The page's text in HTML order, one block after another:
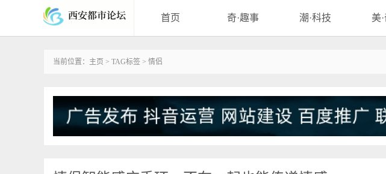
首页 奇·趣事 潮·科技 美
当前位置： 主页 > TAG标签 > 情侣